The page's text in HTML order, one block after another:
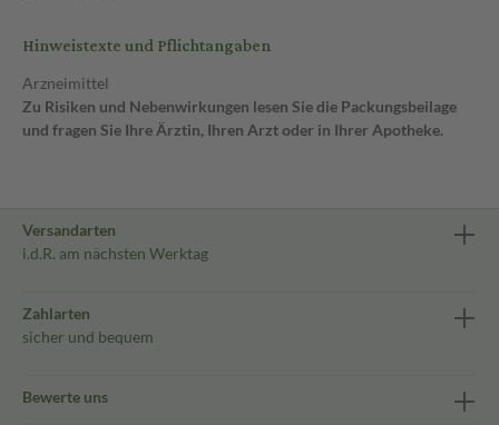
Hinweistexte und Pflichtangaben
Arzneimittel
Zu Risiken und Nebenwirkungen lesen Sie die Packungsbeilage
und fragen Sie Ihre Ärztin, Ihren Arzt oder in Ihrer Apotheke.
Versandarten
i.d.R. am nächsten Werktag
Zahlarten
sicher und bequem
Bewerte uns